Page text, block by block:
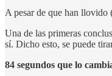
A pesar de que han llovido
Una de las primeras
sí. Dicho esto, se puede
84 segundos que lo